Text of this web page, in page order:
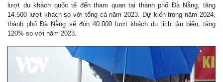
lượt du khách quốc tế đến tham quan tại thành phố Đà Nẵng, tăng
14.500 lượt khách so với tổng cả năm 2023. Dự kiến trong năm 2024,
thành phố Đà Nẵng sẽ đón 40.000 lượt khách du lịch tàu biển, tăng
120% so với năm 2023.